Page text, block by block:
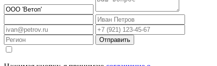
Отправить